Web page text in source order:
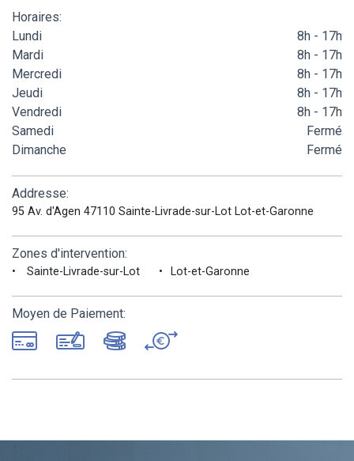
Horaires:
Lundi
8h - 17h
Mardi
8h - 17h
Mercredi
8h - 17h
Jeudi
8h - 17h
Vendredi
8h - 17h
Samedi
Fermé
Dimanche
Fermé
Addresse:
95 Av. d'Agen 47110 Sainte-Livrade-sur-Lot Lot-et-Garonne
Zones d'intervention:
Sainte-Livrade-sur-Lot Lot-et-Garonne
Moyen de Paiement: